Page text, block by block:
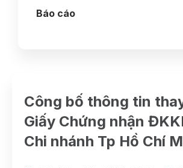
Báo cáo
Công bố thông tin
Giấy Chứng nhận
Chi nhánh Tp Hồ Chí